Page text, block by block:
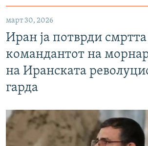
март 30, 2026
Иран ја потврди
командантот на
на Иранската
гарда